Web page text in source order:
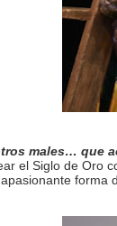
males… que
el Siglo de Oro
forma